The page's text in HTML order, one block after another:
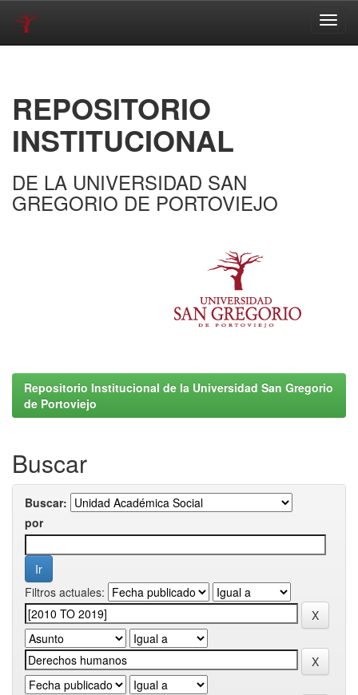
REPOSITORIO
INSTITUCIONAL
DE LA UNIVERSIDAD SAN
GREGORIO DE PORTOVIEJO
Repositorio Institucional de la Universidad San Gregorio
de Portoviejo
Buscar
Buscar:
por
Filtros actuales: